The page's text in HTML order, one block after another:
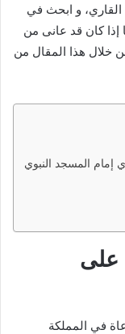
و ابحث في
إذا كان قد عانى من
خلال هذا المقال من
إمام المسجد النبوي
على
في المملكة